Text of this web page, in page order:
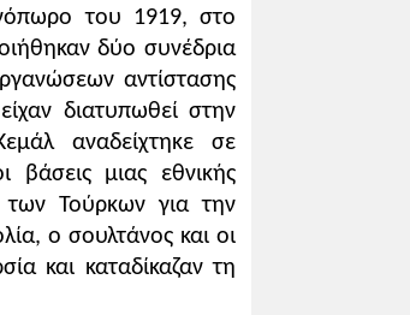
στρατιωτική σχολή
από την Ανώτατη
ιδέες των
κατά τις
αντίστασης
έγινε ο ηγέτης
τον για την
Ατατούρκ, που
του 1919, στο
δύο συνέδρια
αντίστασης
διατυπωθεί στην
αναδείχτηκε σε
βάσεις μιας εθνικής
των Τούρκων για την
ο σουλτάνος και οι
και καταδίκαζαν τη